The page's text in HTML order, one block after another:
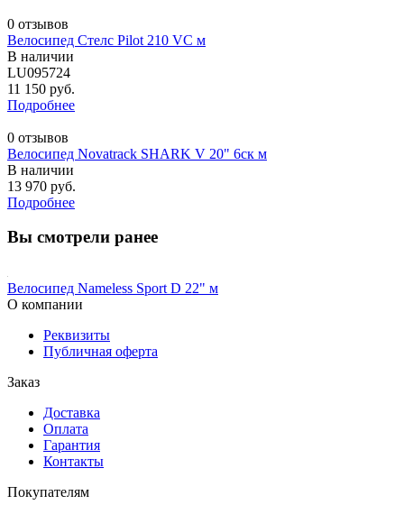
0 отзывов
Велосипед Стелс Pilot 210 VC м
В наличии
LU095724
11 150 руб.
Подробнее
0 отзывов
Велосипед Novatrack SHARK V 20" 6ск м
В наличии
13 970 руб.
Подробнее
Вы смотрели ранее
Велосипед Nameless Sport D 22" м
О компании
Реквизиты
Публичная оферта
Заказ
Доставка
Оплата
Гарантия
Контакты
Покупателям